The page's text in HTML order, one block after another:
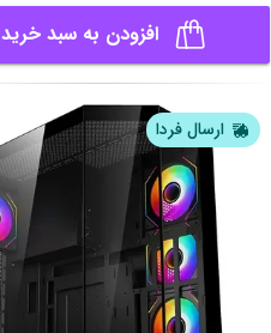
افزودن به سبد خرید
ارسال فردا